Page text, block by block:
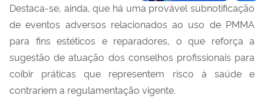
Destaca-se, ainda, que há uma provável subnotificação
de eventos adversos relacionados ao uso de PMMA
para fins estéticos e reparadores, o que reforça a
sugestão de atuação dos conselhos profissionais para
coibir práticas que representem risco à saúde e
contrariem a regulamentação vigente.